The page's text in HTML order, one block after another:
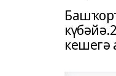
кешегә